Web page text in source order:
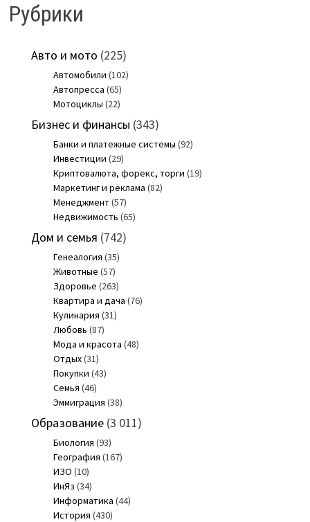
Рубрики
Авто и мото (225)
Автомобили (102)
Автопресса (65)
Мотоциклы (22)
Бизнес и финансы (343)
Банки и платежные системы (92)
Инвестиции (29)
Криптовалюта, форекс, торги (19)
Маркетинг и реклама (82)
Менеджмент(57)
Недвижимость (65)
Дом и семья (742)
Генеалогия (35)
Животные (57)
Здоровье (263)
Квартира и дача (76)
Кулинария (31)
Любовь (87)
Мода и красота (48)
Отдых(31)
Покупки (43)
Семья (46)
Эммиграция (38)
Образование(3 011)
Биология (93)
География (167)
ИЗО (10)
ИнЯз (34)
Информатика (44)
История (430)